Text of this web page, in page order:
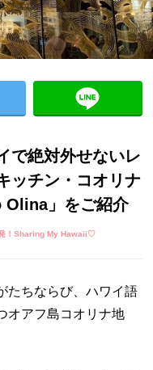
で絶対外せないレ
ッチン・コオリナ
」をご紹介
！Sharing My Hawaii♡
たちならび、ハワイ語
オアフ島コオリナ地